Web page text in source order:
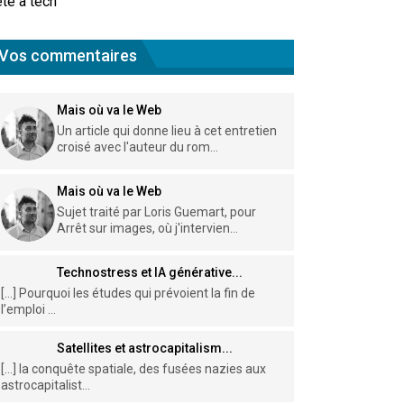
commentaires
Mais où va le Web
Un article qui donne lieu à cet entretien
croisé avec l'auteur du rom...
Mais où va le Web
Sujet traité par Loris Guemart, pour
Arrêt sur images, où j'intervien...
Technostress et IA générative...
[…] Pourquoi les études qui prévoient la fin de
l’emploi ...
Satellites et astrocapitalism...
[…] la conquête spatiale, des fusées nazies aux
astrocapitalist...